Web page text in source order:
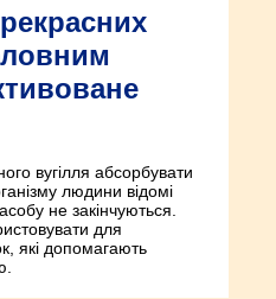
вугілля абсорбувати
людини відомі
не закінчуються.
для
які допомагають